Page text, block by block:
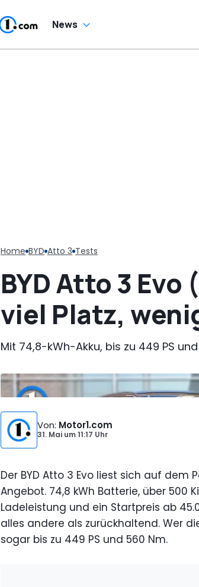
News
Home BYD Atto 3 Tests
BYD Atto 3
viel Platz,
Mit 74,8-kWh-Akku, bis zu 449 PS
Bild von:Motor1.com Deutschland
Von: Motor1.com
31. Mai um11:17 Uhr
Der BYD Atto 3 Evo liest sich auf dem
Angebot. 74,8 kWh Batterie, über 500
Ladeleistung und ein Startpreis ab
alles andere als zurückhaltend. Wer
sogar bis zu 449 PS und 560 Nm.